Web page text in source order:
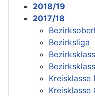
2018/19
2017/18
Bezirksliga
Kreisklasse
Kreisklasse